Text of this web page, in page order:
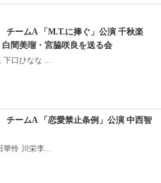
チームA 「M.T.に捧ぐ」公演 千秋楽
間美瑠・宮脇咲良を送る会
口ひなな ...
チームA 「恋愛禁止条例」公演 中西智
怜 川栄李...